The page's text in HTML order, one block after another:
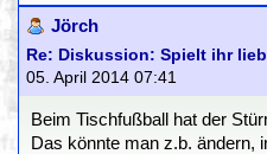
Jörch
Re: Diskussion: Spielt ihr
05. April 2014 07:41
Beim Tischfußball hat der
Das könnte man z.b. ändern,